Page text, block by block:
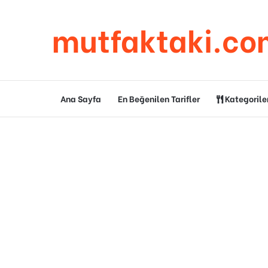
Ana Sayfa En Beğenilen Tarifler